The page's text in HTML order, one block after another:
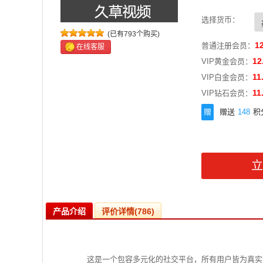
(已有793个购买)
在线客服
选择货币：
普通注册会员：
VIP黄金会员：
VIP白金会员：
VIP钻石会员：
赠 赠送 148 积
产品介绍 评价详情(786)
这是一个包容多元化的社交平台，所有用户皆为真